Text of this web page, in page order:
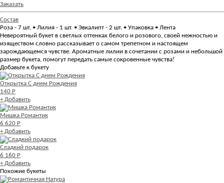
Заказать
Состав
Роза - 7 шт. • Лилия - 1 шт. • Эвкалипт - 2 шт. • Упаковка • Лента
Невероятный букет в светлых оттенках белого и розового, своей нежностью и
изяществом словно рассказывает о самом трепетном и настоящем
зарождающемся чувстве. Ароматные лилии в сочетании с розами и небольшой
размер букета, помогут передать самые сокровенные чувства!
Добавьте к букету
Открытка С днем Рождения
140 Р
+ Добавить
Мишка Романтик
6 620 Р
+ Добавить
Сладкий подарок
6 160 Р
+ Добавить
Похожие букеты